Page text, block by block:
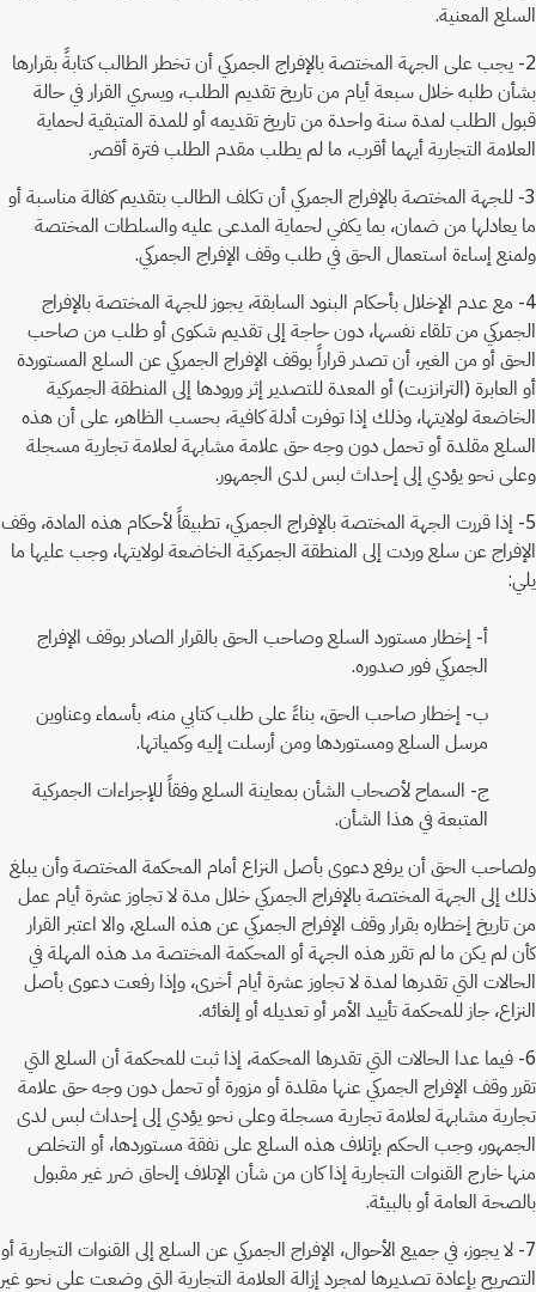
السلع المعنية.
2- يجب على الجهة المختصة بالإفراج الجمركي أن تخطر الطالب كتابةً بقرارها
بشأن طلبه خلال سبعة أيام من تاريخ تقديم الطلب، ويسري القرار في حالة
قبول الطلب لمدة سنة واحدة من تاريخ تقديمه أو للمدة المتبقية لحماية
العلامة التجارية أيهما أقرب، ما لم يطلب مقدم الطلب فترة أقصر.
3- للجهة المختصة بالإفراج الجمركي أن تكلف الطالب بتقديم كفالة مناسبة أو
ما يعادلها من ضمان، بما يكفي لحماية المدعى عليه والسلطات المختصة
ولمنع إساءة استعمال الحق في طلب وقف الإفراج الجمركي.
4- مع عدم الإخلال بأحكام البنود السابقة، يجوز للجهة المختصة بالإفراج
الجمركي من تلقاء نفسها، دون حاجة إلى تقديم شكوى أو طلب من صاحب
الحق أو من الغير، أن تصدر قراراً بوقف الإفراج الجمركي عن السلع المستوردة
أو العابرة (الترانزيت) أو المعدة للتصدير إثر ورودها إلى المنطقة الجمركية
الخاضعة لولايتها، وذلك إذا توفرت أدلة كافية، بحسب الظاهر، على أن هذه
السلع مقلدة أو تحمل دون وجه حق علامة مشابهة لعلامة تجارية مسجلة
وعلى نحو يؤدي إلى إحداث لبس لدى الجمهور.
5- إذا قررت الجهة المختصة بالإفراج الجمركي، تطبيقاً لأحكام هذه المادة، وقف
الإفراج عن سلع وردت إلى المنطقة الجمركية الخاضعة لولايتها، وجب عليها ما
يلي:
أ- إخطار مستورد السلع وصاحب الحق بالقرار الصادر بوقف الإفراج
الجمركي فور صدوره.
ب- إخطار صاحب الحق، بناءً على طلب كتابي منه، بأسماء وعناوين
مرسل السلع ومستوردها ومن أرسلت إليه وكمياتها.
ج- السماح لأصحاب الشأن بمعاينة السلع وفقاً للإجراءات الجمركية
المتبعة في هذا الشأن.
ولصاحب الحق أن يرفع دعوى بأصل النزاع أمام المحكمة المختصة وأن يبلغ
ذلك إلى الجهة المختصة بالإفراج الجمركي خلال مدة لا تجاوز عشرة أيام عمل
من تاريخ إخطاره بقرار وقف الإفراج الجمركي عن هذه السلع، والا اعتبر القرار
كأن لم يكن ما لم تقرر هذه الجهة أو المحكمة المختصة مد هذه المهلة في
الحالات التي تقدرها لمدة لا تجاوز عشرة أيام أخرى، وإذا رفعت دعوى بأصل
النزاع، جاز للمحكمة تأييد الأمر أو تعديله أو إلغائه.
6- فيما عدا الحالات التي تقدرها المحكمة، إذا ثبت للمحكمة أن السلع التي
تقرر وقف الإفراج الجمركي عنها مقلدة أو مزورة أو تحمل دون وجه حق علامة
تجارية مشابهة لعلامة تجارية مسجلة وعلى نحو يؤدي إلى إحداث لبس لدى
الجمهور، وجب الحكم بإتلاف هذه السلع على نفقة مستوردها، أو التخلص
منها خارج القنوات التجارية إذا كان من شأن الإتلاف إلحاق ضرر غير مقبول
بالصحة العامة أو بالبيئة.
7- لا يجوز، في جميع الأحوال، الإفراج الجمركي عن السلع إلى القنوات التجارية أو
التصريح بإعادة تصديرها لمجرد إزالة العلامة التجارية التي وضعت على نحو غير